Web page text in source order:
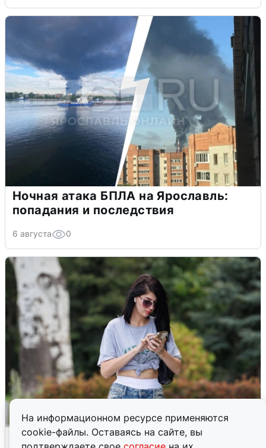
На информационном ресурсе применяются
cookie-файлы. Оставаясь на сайте, вы
Ночная атака БПЛА на Ярославль:
попадания и последствия
6 августа 0
Волгоградцы остались без